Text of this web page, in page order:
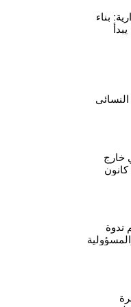
بناء
صنع
النسائي
في
خارج
إطار بنود اتفاق 29 كانون
ندوة
بدمشق